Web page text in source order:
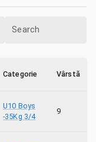
1
Search
Categorie Vârstă
U10 Boys
-35Kg 3/4
9